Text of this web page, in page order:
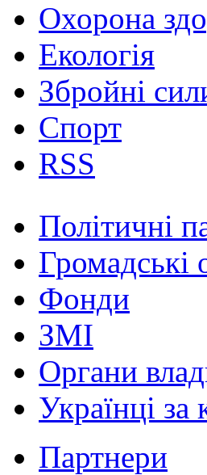
Охорона
Екологія
Збройні
Спорт
RSS
Політичні
Громадські
Фонди
ЗМІ
Органи
Українці
Партнери